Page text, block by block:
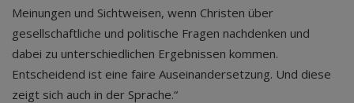
Meinungen und Sichtweisen, wenn Christen über
gesellschaftliche und politische Fragen nachdenken und
dabei zu unterschiedlichen Ergebnissen kommen.
Entscheidend ist eine faire Auseinandersetzung. Und diese
zeigt sich auch in der Sprache.“